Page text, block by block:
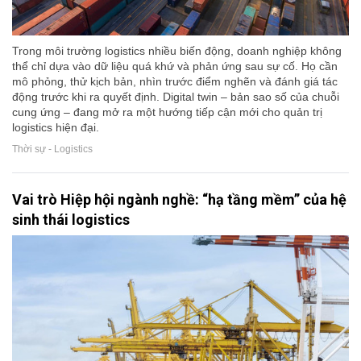
Trong môi trường logistics nhiều biến động, doanh nghiệp không
thể chỉ dựa vào dữ liệu quá khứ và phản ứng sau sự cố. Họ cần
mô phỏng, thử kịch bản, nhìn trước điểm nghẽn và đánh giá tác
động trước khi ra quyết định. Digital twin – bản sao số của chuỗi
cung ứng – đang mở ra một hướng tiếp cận mới cho quản trị
logistics hiện đại.
Thời sự - Logistics
Vai trò Hiệp hội ngành nghề: “hạ tầng mềm” của hệ
sinh thái logistics